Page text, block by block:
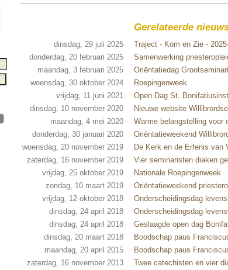
Gerelateerde
dinsdag, 29 juli 2025
Traject - Kom en Zie -
donderdag, 20 februari 2025
Samenwerking
maandag, 3 februari 2025
Oriëntatiedag
woensdag, 30 oktober 2024
Roepingenweek
vrijdag, 11 juni 2021
Open Dag St.
dinsdag, 10 november 2020
Nieuwe website
maandag, 4 mei 2020
Warme belangstelling voor
donderdag, 30 januari 2020
Oriëntatieweekend
woensdag, 20 november 2019
De Kerk en de Erfenis van
zaterdag, 16 november 2019
Vier seminaristen diaken
vrijdag, 25 oktober 2019
Nationale Roepingenweek
zondag, 10 maart 2019
Oriëntatieweekend
vrijdag, 12 oktober 2018
Onderscheidingsdag
dinsdag, 24 april 2018
Onderscheidingsdag
dinsdag, 24 april 2018
Geslaagde open dag
dinsdag, 20 maart 2018
Boodschap paus
maandag, 20 april 2015
Boodschap paus
zaterdag, 16 november 2013
Twee catechisten en vier